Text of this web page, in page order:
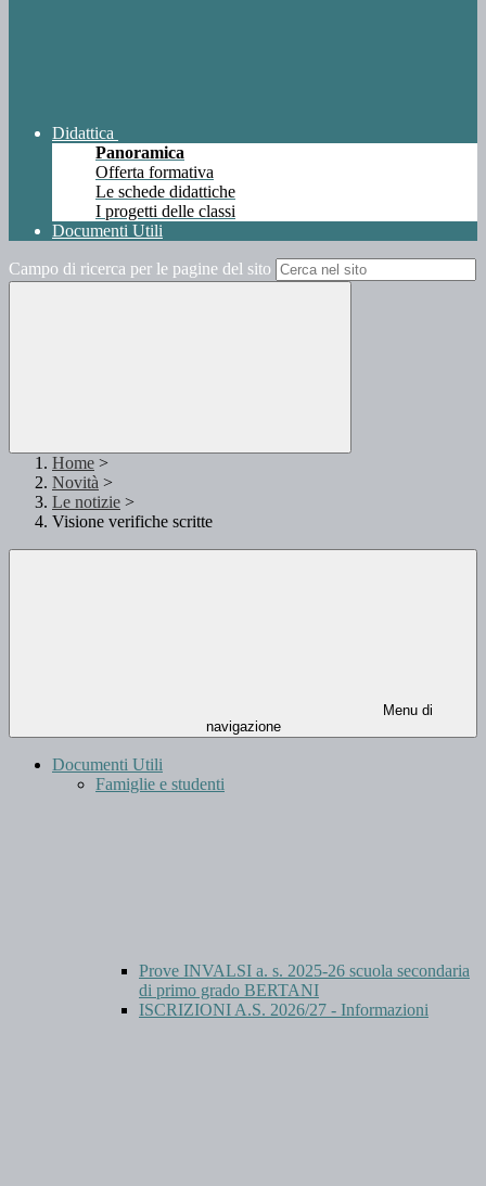
Didattica
Panoramica
Offerta formativa
Le schede didattiche
I progetti delle classi
Documenti Utili
Campo di ricerca per le pagine del sito
Home >
Novità >
Le notizie >
Visione verifiche scritte
Menu di
navigazione
Documenti Utili
Famiglie e studenti
Prove INVALSI a. s. 2025-26 scuola secondaria
di primo grado BERTANI
ISCRIZIONI A.S. 2026/27 - Informazioni